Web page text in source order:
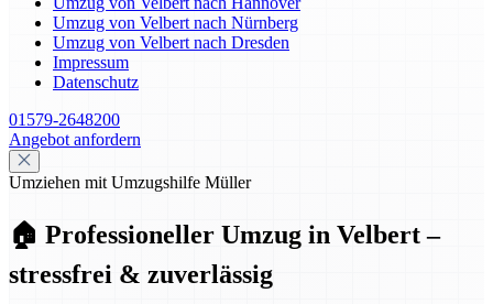
Umzug von Velbert nach Nürnberg
Umzug von Velbert nach Dresden
Impressum
Datenschutz
01579-2648200
Angebot anfordern
Umziehen mit Umzugshilfe Müller
🏠 Professioneller Umzug in Velbert –
stressfrei & zuverlässig